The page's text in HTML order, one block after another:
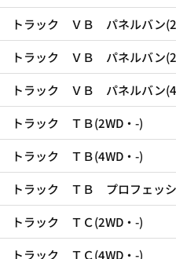
トラック ＶＢ パネルバン
トラック ＶＢ パネルバン
トラック ＶＢ パネルバン
トラック ＴＢ(2WD・-)
トラック ＴＢ(4WD・-)
トラック ＴＢ プロフェッシ
トラック ＴＣ(2WD・-)
トラック ＴＣ(4WD・-)